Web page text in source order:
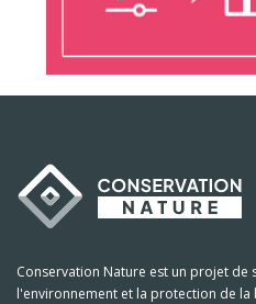
Conservation Nature est un projet de
l'environnement et la protection de